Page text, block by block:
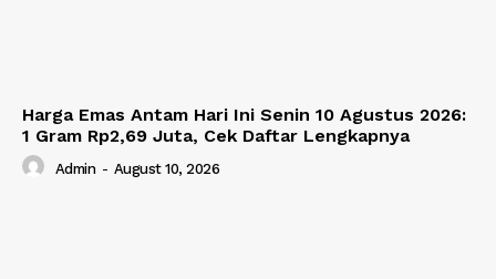
Harga Emas Antam Hari Ini Senin 10 Agustus 2026:
1 Gram Rp2,69 Juta, Cek Daftar Lengkapnya
Admin - August 10, 2026